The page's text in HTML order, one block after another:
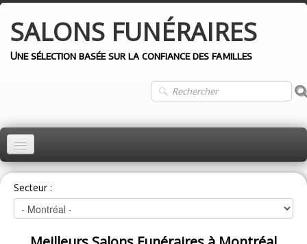
SALONS FUNÉRAIRES
Une sélection basée sur la confiance des familles
ACCUEIL
MONTRÉAL
QUÉBEC
Secteur :